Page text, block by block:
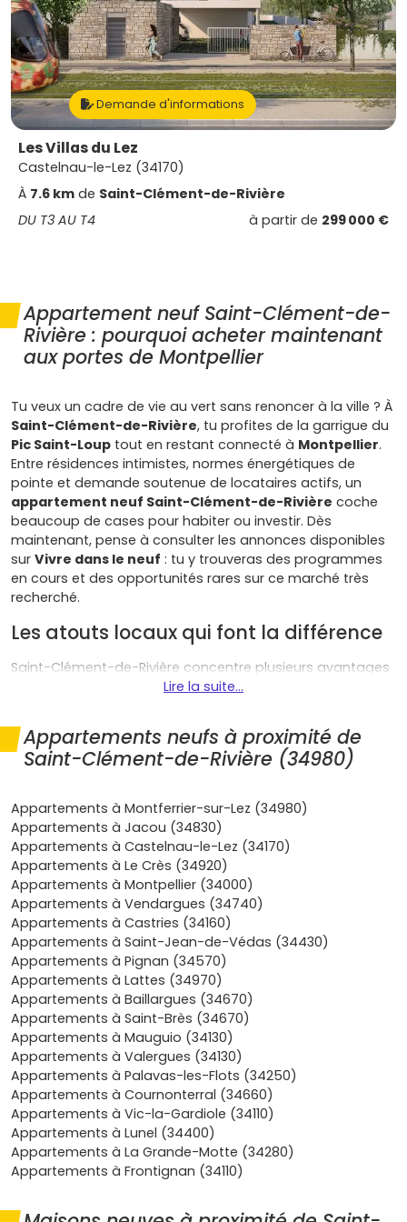
Demande d'informations
Les Villas du Lez
Castelnau-le-Lez (34170)
À 7.6 km de Saint-Clément-de-Rivière
DU T3 AU T4
à partir de 299 000 €
Appartement neuf Saint-Clément-de-
Rivière : pourquoi acheter maintenant
aux portes de Montpellier
Tu veux un cadre de vie au vert sans renoncer à la ville ? À
Saint-Clément-de-Rivière, tu profites de la garrigue du
Pic Saint-Loup tout en restant connecté à Montpellier.
Entre résidences intimistes, normes énergétiques de
pointe et demande soutenue de locataires actifs, un
appartement neuf Saint-Clément-de-Rivière coche
beaucoup de cases pour habiter ou investir. Dès
maintenant, pense à consulter les annonces disponibles
sur Vivre dans le neuf : tu y trouveras des programmes
en cours et des opportunités rares sur ce marché très
recherché.
Les atouts locaux qui font la différence
Saint-Clément-de-Rivière concentre plusieurs avantages
qui en font une commune particulièrement attractive :
dégagées, à quelques minutes des pôles d'emploi
desHôpitaux-Facultéset d'Euromédecine. Parfait
centre commercial
Trifontaine , commerces de proximité, écoles,
Clinique du Pic Saint-Loup . Tout est à portée de
main.
Accessibilité: dessertes par bus vers le
Montpellier , accès rapides D986/D17 vers
Montferrier-sur-Lez,Saint-Gély-du-Fesc
le nord de Montpellier.
Demande locative qualifiée: cadres et soignants,
familles en quête d'un environnement calme,
étudiants de master/doctorat autour des campus
nord. Idéal pour viser unevacance locative faible
Confort et performance: normes
2020 , isolation au top, faibles charges, espaces
extérieurs généreux (balcons, terrasses, jardins).
Patrimonial : faible densité de programmes et très
peu de grandes opérations → unerareté
soutient les prix à la revente.
En clair : unappartement neuf Saint-Clément-de-
Rivièrete donne le mix gagnantqualité de vie
Lire la suite...
Appartements neufs à proximité de
Saint-Clément-de-Rivière (34980)
Appartements à Montferrier-sur-Lez (34980)
Appartements à Jacou (34830)
Appartements à Castelnau-le-Lez (34170)
Appartements à Le Crès (34920)
Appartements à Montpellier (34000)
Appartements à Vendargues (34740)
Appartements à Castries (34160)
Appartements à Saint-Jean-de-Védas (34430)
Appartements à Pignan (34570)
Appartements à Lattes (34970)
Appartements à Baillargues (34670)
Appartements à Saint-Brès (34670)
Appartements à Mauguio (34130)
Appartements à Valergues (34130)
Appartements à Palavas-les-Flots (34250)
Appartements à Cournonterral (34660)
Appartements à Vic-la-Gardiole (34110)
Appartements à Lunel (34400)
Appartements à La Grande-Motte (34280)
Appartements à Frontignan (34110)